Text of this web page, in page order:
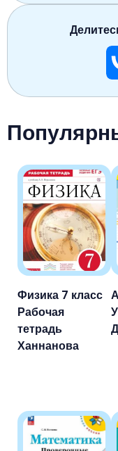
Физика 7 класс
Рабочая
тетрадь
Ханнанова